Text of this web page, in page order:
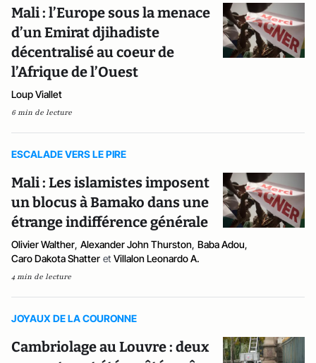
Mali : l’Europe sous la menace
d’un Emirat djihadiste
décentralisé au coeur de
l’Afrique de l’Ouest
Loup Viallet
6 min de lecture
ESCALADE VERS LE PIRE
Mali : Les islamistes imposent
un blocus à Bamako dans une
étrange indifférence générale
Olivier Walther, Alexander John Thurston, Baba Adou,
Caro Dakota Shatter et Villalon Leonardo A.
4 min de lecture
JOYAUX DE LA COURONNE
Cambriolage au Louvre : deux